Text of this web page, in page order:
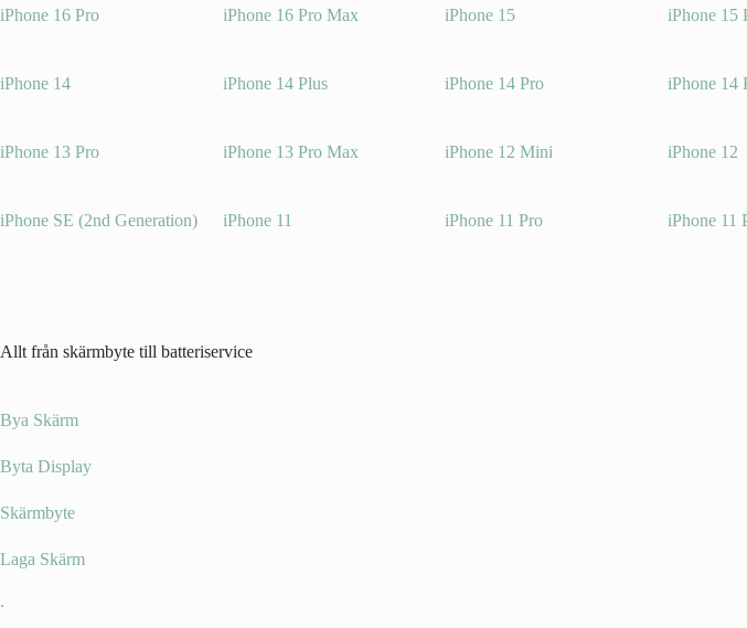
iPhone 16 Pro iPhone 16 Pro Max iPhone 15 iPhone 15
iPhone 14 iPhone 14 Plus iPhone 14 Pro iPhone 14
iPhone 13 Pro iPhone 13 Pro Max iPhone 12 Mini iPhone 12
iPhone SE (2nd Generation) iPhone 11 iPhone 11 Pro iPhone 11
Allt från skärmbyte till batteriservice
Bya Skärm
Byta Display
Skärmbyte
Laga Skärm
.